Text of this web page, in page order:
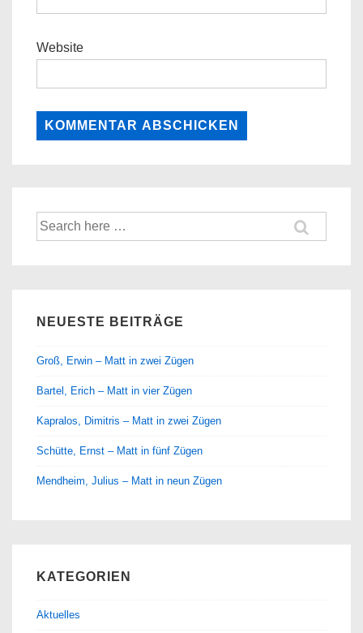
Website
Suche
nach:
NEUESTE BEITRÄGE
Groß, Erwin – Matt in zwei Zügen
Bartel, Erich – Matt in vier Zügen
Kapralos, Dimitris – Matt in zwei Zügen
Schütte, Ernst – Matt in fünf Zügen
Mendheim, Julius – Matt in neun Zügen
KATEGORIEN
Aktuelles